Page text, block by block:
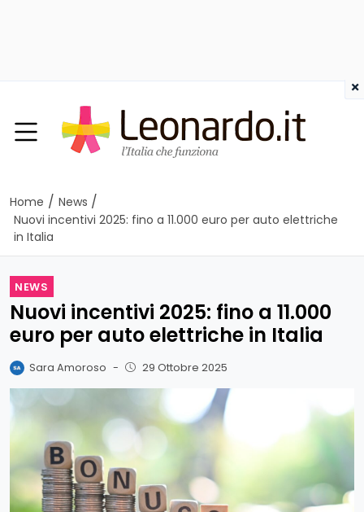
Home / News /
Nuovi incentivi 2025: fino a 11.000 euro per auto elettriche
in Italia
NEWS
Nuovi incentivi 2025: fino a 11.000
euro per auto elettriche in Italia
Sara Amoroso - 29 Ottobre 2025
×